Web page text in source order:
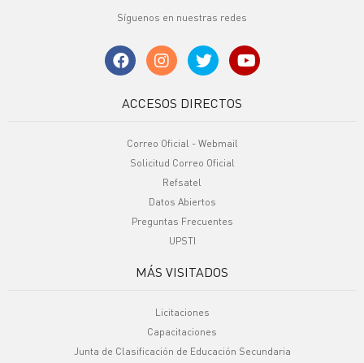
Síguenos en nuestras redes
ACCESOS DIRECTOS
Correo Oficial - Webmail
Solicitud Correo Oficial
Refsatel
Datos Abiertos
Preguntas Frecuentes
UPSTI
MÁS VISITADOS
Licitaciones
Capacitaciones
Junta de Clasificación de Educación Secundaria